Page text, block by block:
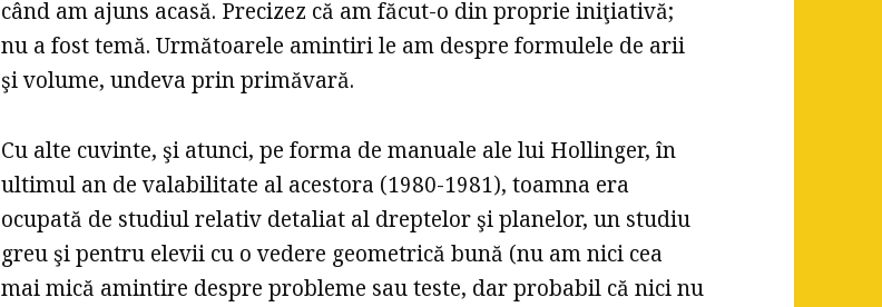
când am ajuns acasă. Precizez că am făcut-o din proprie iniţiativă;
nu a fost temă. Următoarele amintiri le am despre formulele de arii
şi volume, undeva prin primăvară.
Cu alte cuvinte, şi atunci, pe forma de manuale ale lui Hollinger, în
ultimul an de valabilitate al acestora (1980-1981), toamna era
ocupată de studiul relativ detaliat al dreptelor şi planelor, un studiu
greu şi pentru elevii cu o vedere geometrică bună (nu am nici cea
mai mică amintire despre probleme sau teste, dar probabil că nici nu